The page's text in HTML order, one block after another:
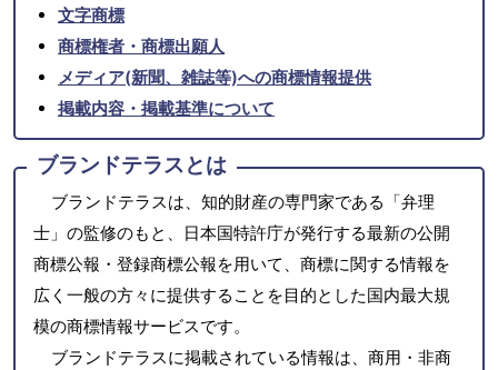
文字商標
商標権者・商標出願人
メディア(新聞、雑誌等)への商標情報提供
掲載内容・掲載基準について
ブランドテラスとは
ブランドテラスは、知的財産の専門家である「弁理
士」の監修のもと、日本国特許庁が発行する最新の公開
商標公報・登録商標公報を用いて、商標に関する情報を
広く一般の方々に提供することを目的とした国内最大規
模の商標情報サービスです。
ブランドテラスに掲載されている情報は、商用・非商